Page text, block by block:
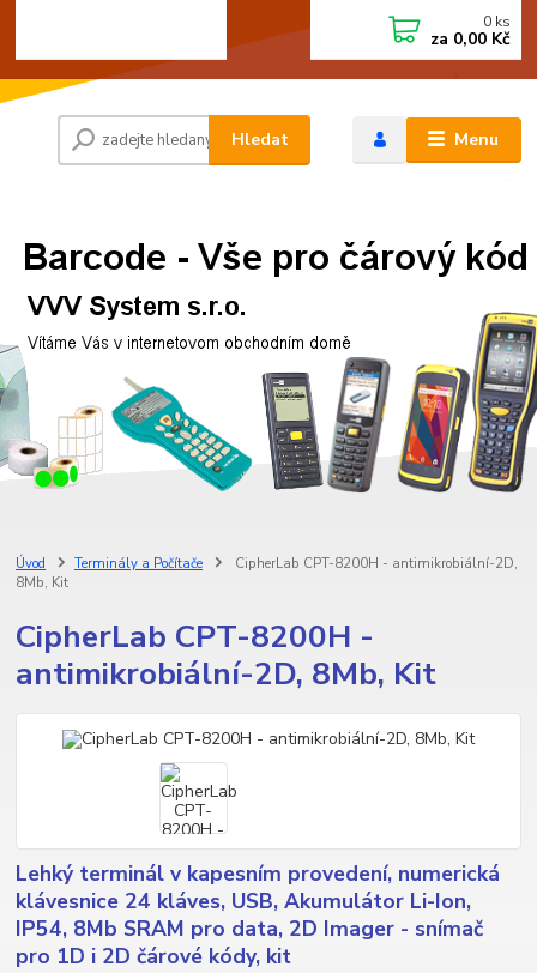
Menu
Hledat
0 ks
za 0,00 Kč
Úvod Terminály a Počítače
CipherLab CPT-8200H - antimikrobiální-2D,
8Mb, Kit
CipherLab CPT-8200H -
antimikrobiální-2D, 8Mb, Kit
Lehký terminál v kapesním provedení, numerická
klávesnice 24 kláves, USB, Akumulátor Li-Ion,
IP54, 8Mb SRAM pro data, 2D Imager - snímač
pro 1D i 2D čárové kódy, kit